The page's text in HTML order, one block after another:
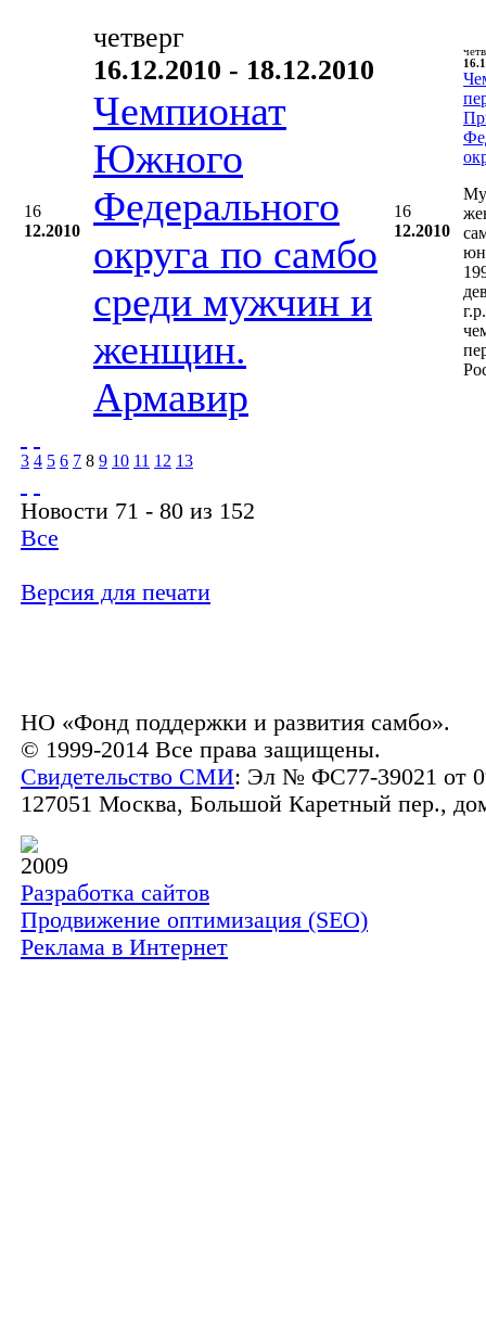
16
12.2010
четверг
16.12.2010 - 18.12.2010
Чемпионат
Южного
Федерального
округа по самбо
среди мужчин и
женщин.
Армавир
16
12.2010
3 4 5 6 7 8 9 10 11 12 13
Новости 71 - 80 из 152
Все
Версия для печати
НО «Фонд поддержки и развития самбо».
© 1999-2014 Все права защищены.
Свидетельство СМИ: Эл № ФС77-39021 от
127051 Москва, Большой Каретный пер.,
2009
Разработка сайтов
Продвижение оптимизация (SEO)
Реклама в Интернет